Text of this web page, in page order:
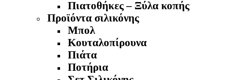
Πιατοθήκες – Ξύλα κοπής
Προϊόντα σιλικόνης
Μπολ
Κουταλοπίρουνα
Πιάτα
Ποτήρια